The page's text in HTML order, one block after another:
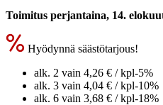
Toimitus perjantaina, 14.
Hyödynnä säästötarjous!
alk. 2 vain 4,26 € / kpl-5%
alk. 3 vain 4,04 € / kpl-10%
alk. 6 vain 3,68 € / kpl-18%